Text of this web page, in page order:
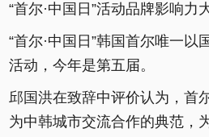
“首尔·中国日”活动品牌影响力
“首尔·中国日”韩国首尔唯一以
活动，今年是第五届。
邱国洪在致辞中评价认为，首
为中韩城市交流合作的典范，